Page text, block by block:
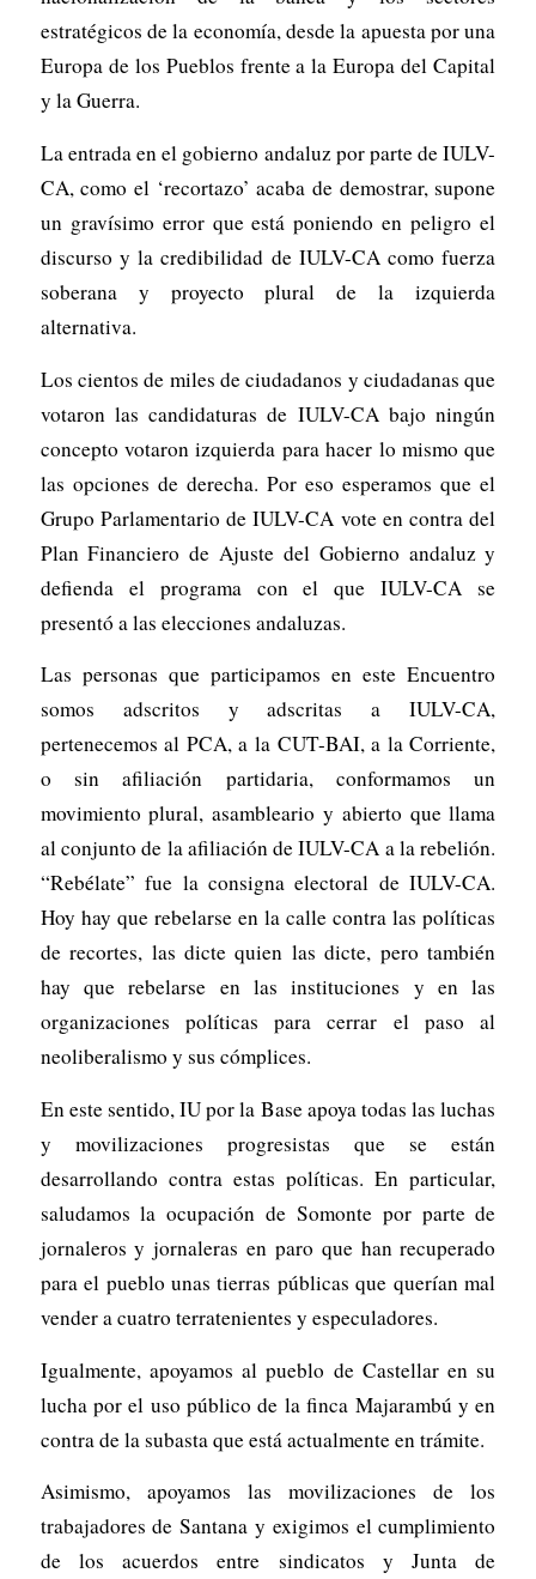
estratégicos de la economía, desde la apuesta por una
Europa de los Pueblos frente a la Europa del Capital
y la Guerra.
La entrada en el gobierno andaluz por parte de IULV-
CA, como el ‘recortazo’ acaba de demostrar, supone
un gravísimo error que está poniendo en peligro el
discurso y la credibilidad de IULV-CA como fuerza
soberana y proyecto plural de la izquierda
alternativa.
Los cientos de miles de ciudadanos y ciudadanas que
votaron las candidaturas de IULV-CA bajo ningún
concepto votaron izquierda para hacer lo mismo que
las opciones de derecha. Por eso esperamos que el
Grupo Parlamentario de IULV-CA vote en contra del
Plan Financiero de Ajuste del Gobierno andaluz y
defienda el programa con el que IULV-CA se
presentó a las elecciones andaluzas.
Las personas que participamos en este Encuentro
somos adscritos y adscritas a IULV-CA,
pertenecemos al PCA, a la CUT-BAI, a la Corriente,
o sin afiliación partidaria, conformamos un
movimiento plural, asambleario y abierto que llama
al conjunto de la afiliación de IULV-CA a la rebelión.
“Rebélate” fue la consigna electoral de IULV-CA.
Hoy hay que rebelarse en la calle contra las políticas
de recortes, las dicte quien las dicte, pero también
hay que rebelarse en las instituciones y en las
organizaciones políticas para cerrar el paso al
neoliberalismo y sus cómplices.
En este sentido, IU por la Base apoya todas las luchas
y movilizaciones progresistas que se están
desarrollando contra estas políticas. En particular,
saludamos la ocupación de Somonte por parte de
jornaleros y jornaleras en paro que han recuperado
para el pueblo unas tierras públicas que querían mal
vender a cuatro terratenientes y especuladores.
Igualmente, apoyamos al pueblo de Castellar en su
lucha por el uso público de la finca Majarambú y en
contra de la subasta que está actualmente en trámite.
Asimismo, apoyamos las movilizaciones de los
trabajadores de Santana y exigimos el cumplimiento
de los acuerdos entre sindicatos y Junta de